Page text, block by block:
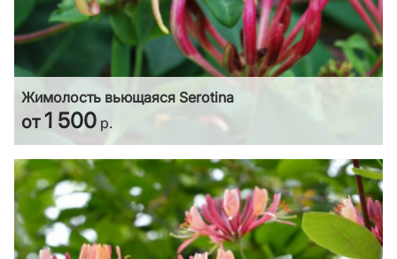
Жимолость вьющаяся Serotina
от1 500 р.